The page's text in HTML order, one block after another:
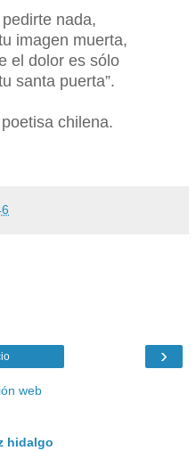
nada,
imagen muerta,
el dolor es sólo
santa puerta”.
chilena.
›
web
hidalgo